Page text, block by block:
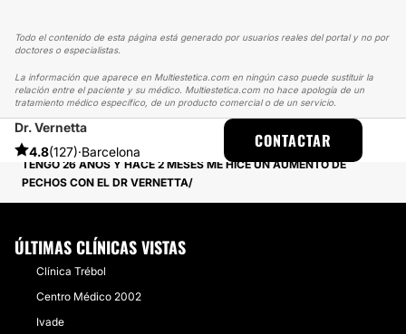
Todo el contenido de esta página está generado por usuarios reales del portal y no por
doctores o especialistas.
La información que aparece en Multiestetica.com en ningún caso puede sustituir la
relación entre el paciente y su médico. Multiestetica.com no hace apología de un
tratamiento médico específico, de un producto comercial o de un servicio.
Dr. Vernetta
4.8(127)·Barcelona
CONTACTAR
MULTIESTETICA
EXPERIENCIAS REALES SOBRE AUMENTO DE PECHO
TENGO 26 AÑOS Y HACE 2 MESES ME HICE UN AUMENTO DE
PECHOS CON EL DR VERNETTA
ÚLTIMAS CLÍNICAS VISTAS
Clínica Trébol
Centro Médico 2002
Ivade